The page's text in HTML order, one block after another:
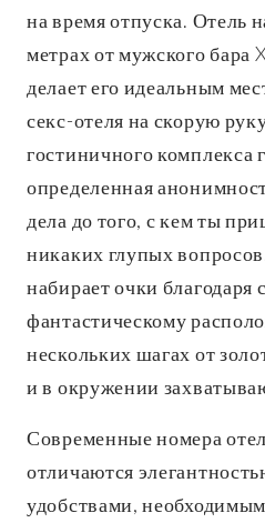
на время отпуска. Отель
метрах от мужского бара
делает его идеальным
секс-отеля на скорую
гостиничного комплекса
определенная
дела до того, с кем ты
никаких глупых
набирает очки благодаря
фантастическому
нескольких шагах от
и в окружении
Современные номера
отличаются
удобствами,